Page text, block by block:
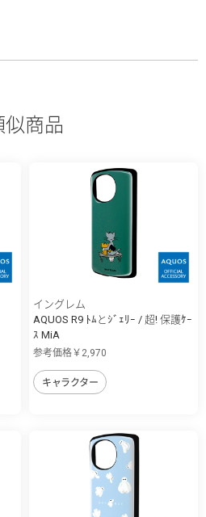
似商品
イングレム
AQUOS R9 ﾄﾑとｼﾞｪﾘｰ / 超! 保護ｹｰ
ｽ MiA
参考価格￥2,970
キャラクター